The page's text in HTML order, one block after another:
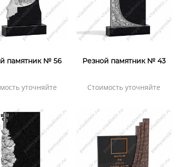
памятник № 56
уточняйте
Резной памятник № 43
Стоимость уточняйте